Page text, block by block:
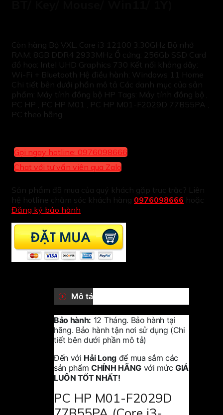
Còn hàng Bộ VXL: Core i3 12100 3.30GHz Bộ nhớ
RAM: 8GB DDR4 2933MHz Ổ cứng: 256Gb SSD Card
đồ họa: Intel UHD Graphics 730 Kết nối không dây:
Wi-Fi + Bluetooth Hệ điều hành: Windows 11 Home
Chi tiết bên dưới phần mô tả Các danh mục của sản
phẩm: Máy tính đồng bộ HP Tags: Máy tính đồng bộ ,
PC HP , PC HP M01 , PC HP M01-F2029D 77B55PA ,
PC theo hãng
Gọi ngay hotline: 0976098666
Chat với tư vấn viên qua Zalo
Sản phẩm đã mua của quý khách gặp trục trặc? Liên
hệ hotline chăm sóc khách hàng 0976098666 hoặc
Đăng ký bảo hành
Mô tả
Bảo hành: 12 Tháng. Bảo hành tại
hãng. Bảo hành tận nơi sử dụng (Chi
tiết bên dưới phần mô tả)
Đến với Hải Longđể mua sắm các
sản phẩmCHÍNH HÃNGvới mứcGIÁ
LUÔN TỐT NHẤT!
PC HP M01-F2029D